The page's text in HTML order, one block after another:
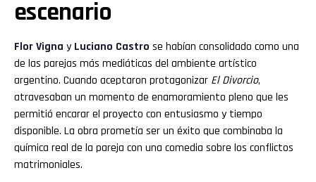
escenario
FlorVigna y Luciano Castro se habían consolidado como una
de las parejas más mediáticas del ambiente artístico
argentino. Cuando aceptaron protagonizar El Divorcio,
atravesaban un momento de enamoramiento pleno que les
permitió encarar el proyecto con entusiasmo y tiempo
disponible. La obra prometía ser un éxito que combinaba la
química real de la pareja con una comedia sobre los conflictos
matrimoniales.